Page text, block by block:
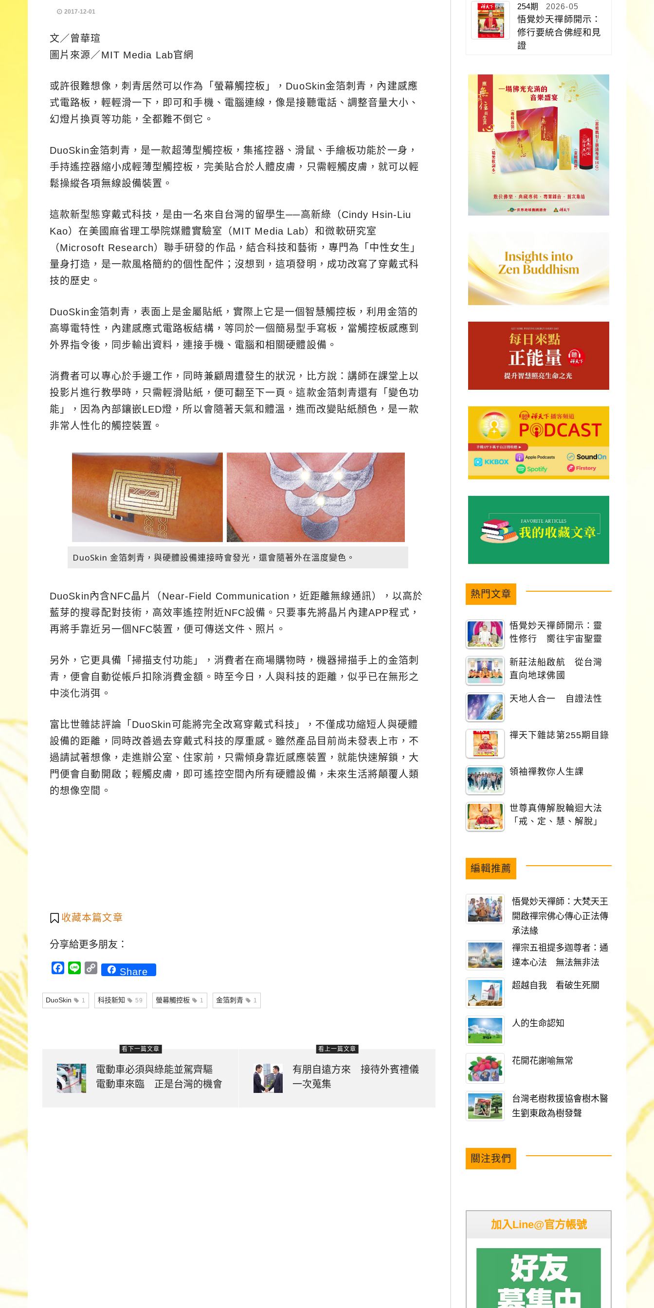
2017-12-01
文／曾華瑄
圖片來源／MIT Media Lab官網
或許很難想像，刺青居然可以作為「螢幕觸控板」，DuoSkin金箔刺青，內建感應
式電路板，輕輕滑一下，即可和手機、電腦連線，像是接聽電話、調整音量大小、
幻燈片換頁等功能，全都難不倒它。
DuoSkin金箔刺青，是一款超薄型觸控板，集搖控器、滑鼠、手繪板功能於一身，
手持遙控器縮小成輕薄型觸控板，完美貼合於人體皮膚，只需輕觸皮膚，就可以輕
鬆操縱各項無線設備裝置。
這款新型態穿戴式科技，是由一名來自台灣的留學生──高新綠（Cindy Hsin-Liu
Kao）在美國麻省理工學院媒體實驗室（MIT Media Lab）和微軟研究室
（Microsoft Research）聯手研發的作品，結合科技和藝術，專門為「中性女生」
量身打造，是一款風格簡約的個性配件；沒想到，這項發明，成功改寫了穿戴式科
技的歷史。
DuoSkin金箔刺青，表面上是金屬貼紙，實際上它是一個智慧觸控板，利用金箔的
高導電特性，內建感應式電路板結構，等同於一個簡易型手寫板，當觸控板感應到
外界指令後，同步輸出資料，連接手機、電腦和相關硬體設備。
消費者可以專心於手邊工作，同時兼顧周遭發生的狀況，比方說：講師在課堂上以
投影片進行教學時，只需輕滑貼紙，便可翻至下一頁。這款金箔刺青還有「變色功
能」，因為內部鑲嵌LED燈，所以會隨著天氣和體溫，進而改變貼紙顏色，是一款
非常人性化的觸控裝置。
DuoSkin 金箔刺青，與硬體設備連接時會發光，還會隨著外在溫度變色。
DuoSkin內含NFC晶片（Near-Field Communication，近距離無線通訊），以高於
藍芽的搜尋配對技術，高效率遙控附近NFC設備。只要事先將晶片內建APP程式，
再將手靠近另一個NFC裝置，便可傳送文件、照片。
另外，它更具備「掃描支付功能」，消費者在商場購物時，機器掃描手上的金箔刺
青，便會自動從帳戶扣除消費金額。時至今日，人與科技的距離，似乎已在無形之
中淡化消弭。
富比世雜誌評論「DuoSkin可能將完全改寫穿戴式科技」，不僅成功縮短人與硬體
設備的距離，同時改善過去穿戴式科技的厚重感。雖然產品目前尚未發表上市，不
過請試著想像，走進辦公室、住家前，只需傾身靠近感應裝置，就能快速解鎖，大
門便會自動開啟；輕觸皮膚，即可遙控空間內所有硬體設備，未來生活將顛覆人類
的想像空間。
收藏本篇文章
分享給更多朋友：
Facebook
Line
CopyShare
DuoSkin 1 科技新知 59 螢幕觸控板 1 金箔刺青 1
看下一篇文章
電動車必須與綠能並駕齊驅
電動車來臨 正是台灣的機會
看上一篇文章
有朋自遠方來 接待外賓禮儀
一次蒐集
254期 2026-05
悟覺妙天禪師開示：
修行要統合佛經和見
證
熱門文章
悟覺妙天禪師開示：靈
性修行 嚮往宇宙聖靈
新莊法船啟航 從台灣
直向地球佛國
天地人合一 自證法性
禪天下雜誌第255期目錄
領袖禪教你人生課
世尊真傳解脫輪迴大法
「戒、定、慧、解脫」
編輯推薦
悟覺妙天禪師：大梵天王
開啟禪宗佛心傳心正法傳
承法緣
禪宗五祖提多迦尊者：通
達本心法 無法無非法
超越自我 看破生死關
人的生命認知
花開花謝喻無常
台灣老樹救援協會樹木醫
生劉東啟為樹發聲
關注我們
加入Line@官方帳號